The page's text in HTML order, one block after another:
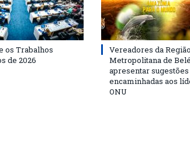
os Trabalhos
de 2026
Vereadores da Região
Metropolitana de
apresentar sugestões
encaminhadas aos
ONU